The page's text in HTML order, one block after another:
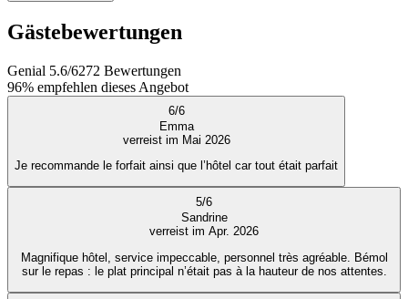
Gästebewertungen
Genial 5.6/6272 Bewertungen
96% empfehlen dieses Angebot
6/6
Emma
verreist im Mai 2026
Je recommande le forfait ainsi que l’hôtel car tout était parfait
5/6
Sandrine
verreist im Apr. 2026
Magnifique hôtel, service impeccable, personnel très agréable. Bémol
sur le repas : le plat principal n’était pas à la hauteur de nos attentes.